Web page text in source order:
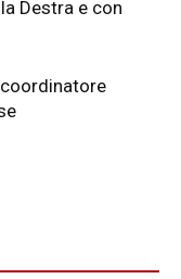
Destra e con